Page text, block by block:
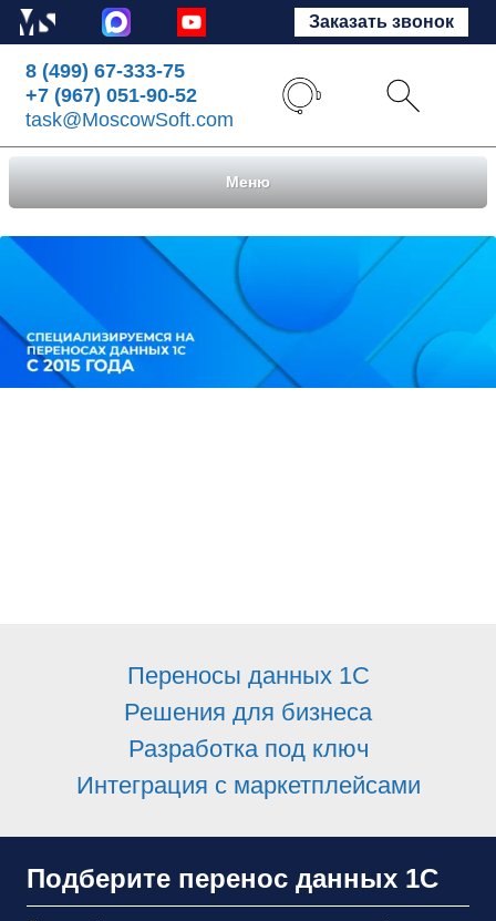
Заказать звонок
8 (499) 67-333-75
+7 (967) 051-90-52
task@MoscowSoft.com
Меню
Переносы данных 1С
Решения для бизнеса
Разработка под ключ
Интеграция с маркетплейсами
Подберите перенос данных 1С